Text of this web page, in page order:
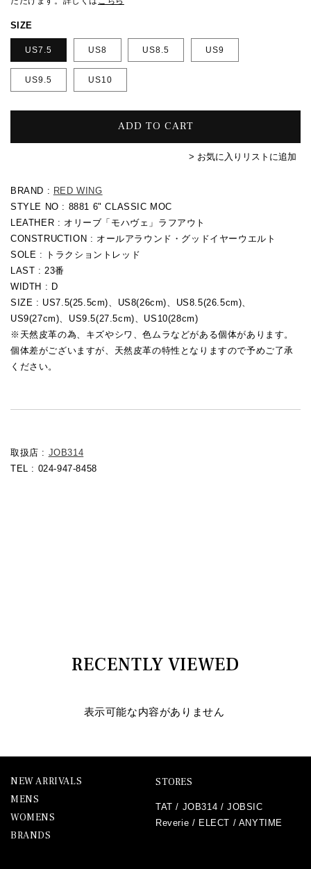
SIZE
US7.5 US8 US8.5 US9
US9.5 US10
ADD TO CART
> お気に入りリストに追加
BRAND : RED WING
STYLE NO : 8881 6" CLASSIC MOC
LEATHER : オリーブ「モハヴェ」ラフアウト
CONSTRUCTION : オールアラウンド・グッドイヤーウエルト
SOLE :
トラクショントレッド
LAST : 23番
WIDTH : D
SIZE : US7.5(25.5cm)、US8(26cm)、US8.5(26.5cm)、
US9(27cm)、US9.5(27.5cm)、US10(28cm)
※天然皮革の為、キズやシワ、色ムラなどがある個体があります。
個体差がございますが、天然皮革の特性となりますので予めご了承
ください。
取扱店 : JOB314
TEL : 024-947-8458
RECENTLY VIEWED
表示可能な内容がありません
NEW ARRIVALS
MENS
WOMENS
BRANDS
STORES
TAT / JOB314 /JOBSIC
Reverie / ELECT / ANYTIME